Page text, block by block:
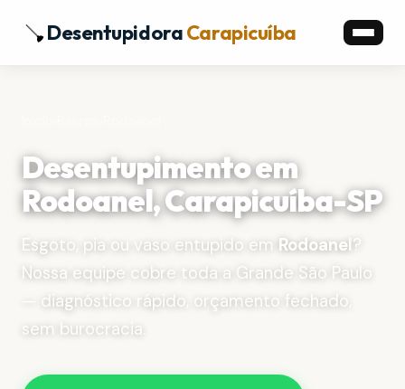
DesentupidoraCarapicuíba
Desentupimento em
Rodoanel, Carapicuíba-SP
Esgoto, pia ou vaso entupido em Rodoanel ?
Nossa equipe cobre toda a Grande São Paulo
— diagnóstico rápido, orçamento fechado,
sem burocracia.